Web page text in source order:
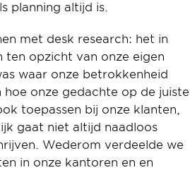
planning altijd is.
met desk research: het in
opzicht van onze eigen
waar onze betrokkenheid
onze gedachte op de juiste
toepassen bij onze klanten,
gaat niet altijd naadloos
Wederom verdeelde we
in onze kantoren en en